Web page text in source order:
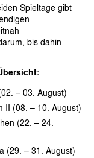
Spieltage gibt
bis dahin
– 03. August)
II (08. – 10. August)
(22. – 24.
(29. – 31. August)